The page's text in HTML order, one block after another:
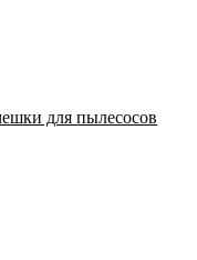
для пылесосов